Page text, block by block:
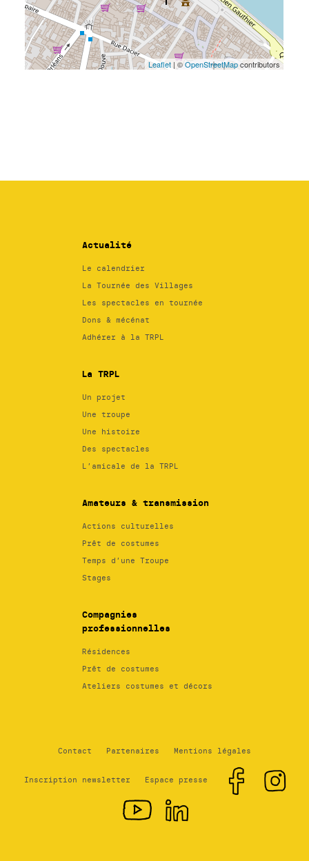
Actualité
Le calendrier
La Tournée des Villages
Les spectacles en tournée
Dons & mécénat
Adhérer à la TRPL
La TRPL
Un projet
Une troupe
Une histoire
Des spectacles
L’amicale de la TRPL
Amateurs & transmission
Actions culturelles
Prêt de costumes
Temps d’une Troupe
Stages
Compagnies
professionnelles
Résidences
Prêt de costumes
Ateliers costumes et décors
Contact Partenaires Mentions légales
Inscription newsletter Espace presse